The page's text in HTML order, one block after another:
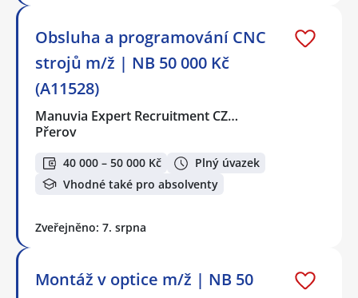
Obsluha a programování CNC
strojů m/ž | NB 50 000 Kč
(A11528)
Manuvia Expert Recruitment CZ…
Přerov
40 000 – 50 000 Kč
Plný úvazek
Vhodné také pro absolventy
Zveřejněno: 7. srpna
Montáž v optice m/ž | NB 50